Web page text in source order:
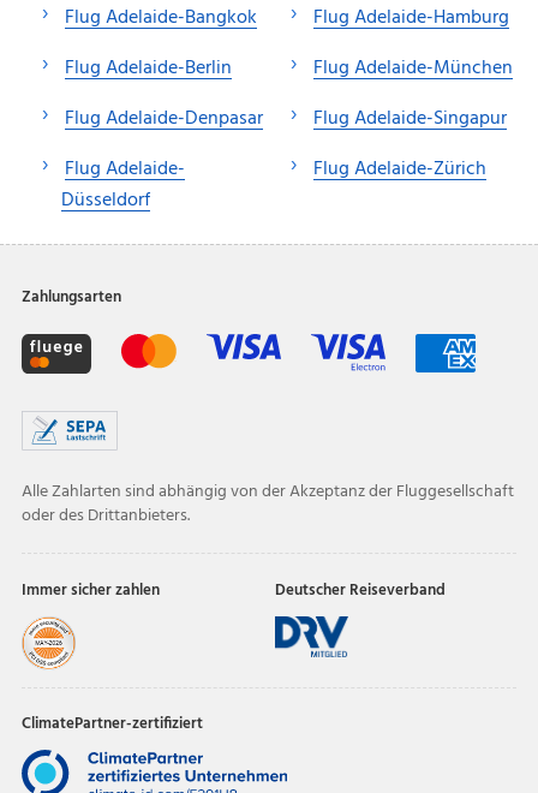
Flug Adelaide-Bangkok
Flug Adelaide-Berlin
Flug Adelaide-Denpasar
Flug Adelaide-
Düsseldorf
Flug Adelaide-Hamburg
Flug Adelaide-München
Flug Adelaide-Singapur
Flug Adelaide-Zürich